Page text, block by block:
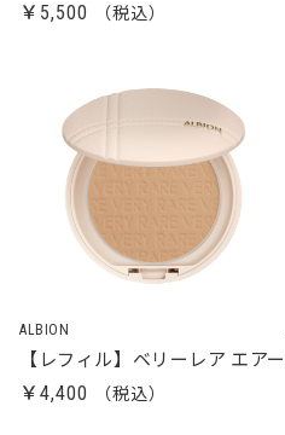
￥5,500
ALBION
【レフィル】ベリーレア エアー
￥4,400